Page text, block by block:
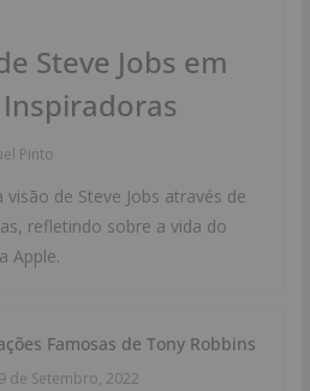
Steve Jobs em
Inspiradoras
Pinto
visão de Steve Jobs através de
refletindo sobre a vida do
Apple.
Famosas de Tony Robbins
de Setembro, 2022